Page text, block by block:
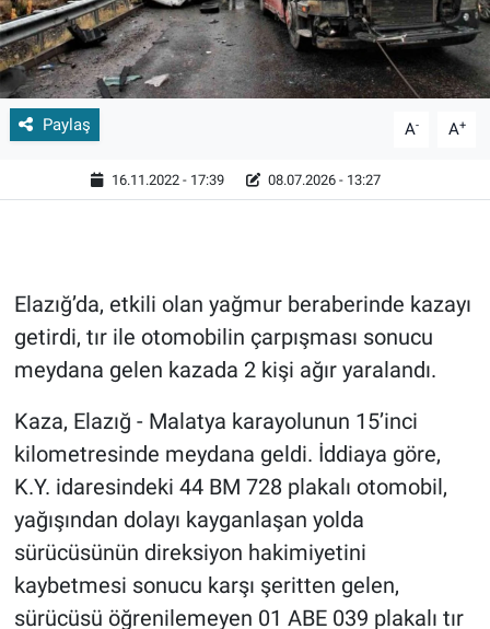
Paylaş A- A+
16.11.2022 - 17:39 08.07.2026 - 13:27
Elazığ’da, etkili olan yağmur beraberinde kazayı
getirdi, tır ile otomobilin çarpışması sonucu
meydana gelen kazada 2 kişi ağır yaralandı.
Kaza, Elazığ - Malatya karayolunun 15’inci
kilometresinde meydana geldi. İddiaya göre,
K.Y. idaresindeki 44 BM 728 plakalı otomobil,
yağışından dolayı kayganlaşan yolda
sürücüsünün direksiyon hakimiyetini
kaybetmesi sonucu karşı şeritten gelen,
sürücüsü öğrenilemeyen 01 ABE 039 plakalı tır